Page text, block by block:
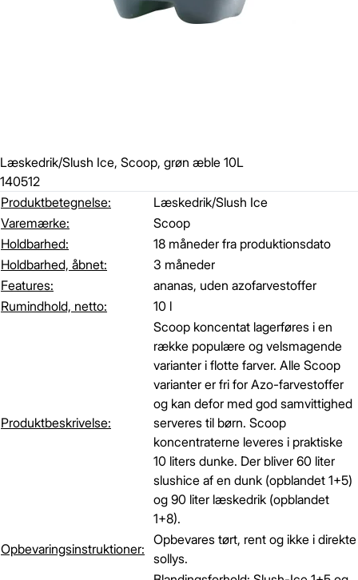
Læskedrik/Slush Ice, Scoop, grøn æble 10L
140512
Produktbetegnelse:
Læskedrik/Slush Ice
Varemærke:
Scoop
Holdbarhed:
18 måneder fra produktionsdato
Holdbarhed, åbnet:
3 måneder
Features:
ananas, uden azofarvestoffer
Rumindhold, netto:
10 l
Produktbeskrivelse:
Scoop koncentat lagerføres i en
række populære og velsmagende
varianter i flotte farver. Alle Scoop
varianter er fri for Azo-farvestoffer
og kan defor med god samvittighed
serveres til børn. Scoop
koncentraterne leveres i praktiske
10 liters dunke. Der bliver 60 liter
slushice af en dunk (opblandet 1+5)
og 90 liter læskedrik (opblandet
1+8).
Opbevaringsinstruktioner:
Opbevares tørt, rent og ikke i direkte
sollys.